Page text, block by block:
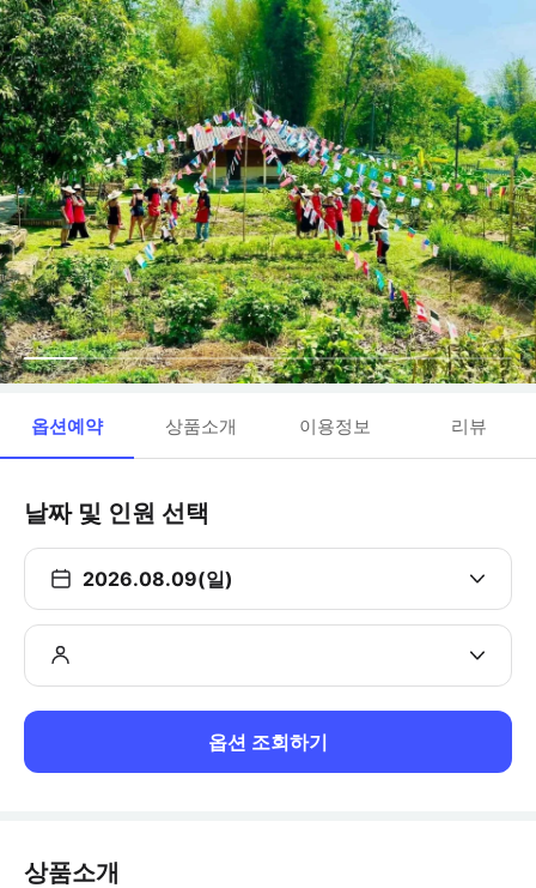
옵션예약 상품소개 이용정보 리뷰
날짜 및 인원 선택
2026.08.09(일)
옵션 조회하기
상품소개